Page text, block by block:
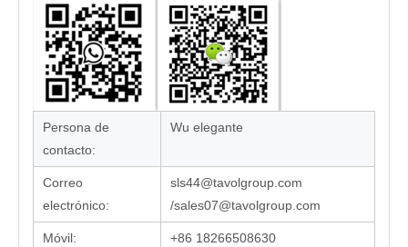
Persona de
contacto:
Wu elegante
Correo
electrónico:
sls44@tavolgroup.com
/sales07@tavolgroup.com
Móvil: +86 18266508630